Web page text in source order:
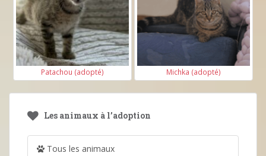
Patachou (adopté) Michka (adopté)
Les animaux à l’adoption
Tous les animaux